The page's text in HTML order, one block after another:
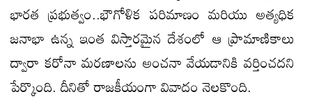
భారత ప్రభుత్వం..భౌగోళిక పరిమాణం మరియు అత్యధిక
జనాభా ఉన్న ఇంత విస్తారమైన దేశంలో ఆ ప్రామాణికాలు
ద్వారా కరోనా మరణాలను అంచనా వేయడానికి వర్తించదని
పేర్కొంది. దీనితో రాజకీయంగా వివాదం నెలకొంది.